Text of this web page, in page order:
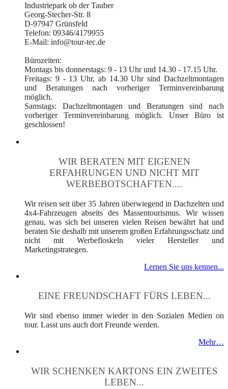
Industriepark ob der Tauber
Georg-Stecher-Str. 8
D-97947 Grünsfeld
Telefon: 09346/4179955
E-Mail: info@tour-tec.de
Bürozeiten:
Montags bis donnerstags: 9 - 13 Uhr und 14.30 - 17.15 Uhr.
Freitags: 9 - 13 Uhr, ab 14.30 Uhr sind Dachzeltmontagen
und Beratungen nach vorheriger Terminvereinbarung
möglich.
Samstags: Dachzeltmontagen und Beratungen sind nach
vorheriger Terminvereinbarung möglich. Unser Büro ist
geschlossen!
WIR BERATEN MIT EIGENEN
ERFAHRUNGEN UND NICHT MIT
WERBEBOTSCHAFTEN....
Wir reisen seit über 35 Jahren überwiegend in Dachzelten und
4x4-Fahrzeugen abseits des Massentourismus. Wir wissen
genau, was sich bei unseren vielen Reisen bewährt hat und
beraten Sie deshalb mit unserem großen Erfahrungsschatz und
nicht mit Werbefloskeln vieler Hersteller und
Marketingstrategen.
Lernen Sie uns kennen...
EINE FREUNDSCHAFT FÜRS LEBEN...
Wir sind ebenso immer wieder in den Sozialen Medien on
tour. Lasst uns auch dort Freunde werden.
Mehr…
WIR SCHENKEN KARTONS EIN ZWEITES
LEBEN...